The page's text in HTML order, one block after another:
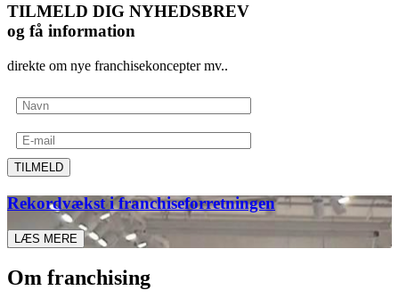
TILMELD DIG NYHEDSBREV
og få information
direkte om nye franchisekoncepter mv..
TILMELD
Rekordvækst i franchiseforretningen
LÆS MERE
Om franchising